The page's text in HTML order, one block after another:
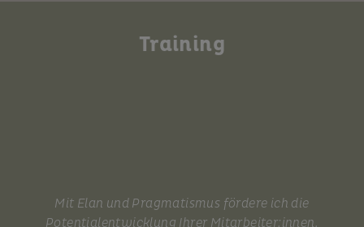
Training
Mit Elan und Pragmatismus fördere ich die
Potentialentwicklung Ihrer Mitarbeiter:innen.